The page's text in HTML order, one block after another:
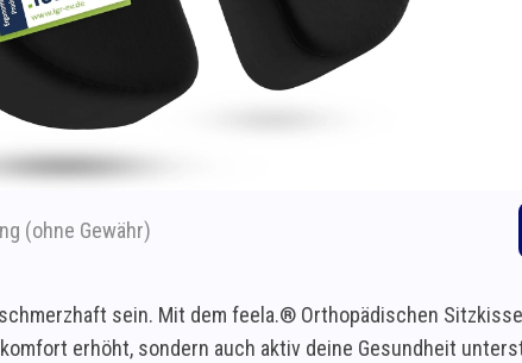
(ohne Gewähr)
sein. Mit dem feela.® Orthopädischen
erhöht, sondern auch aktiv deine Gesundheit